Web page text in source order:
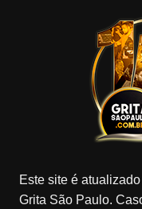
Este site é
Grita São Paulo.